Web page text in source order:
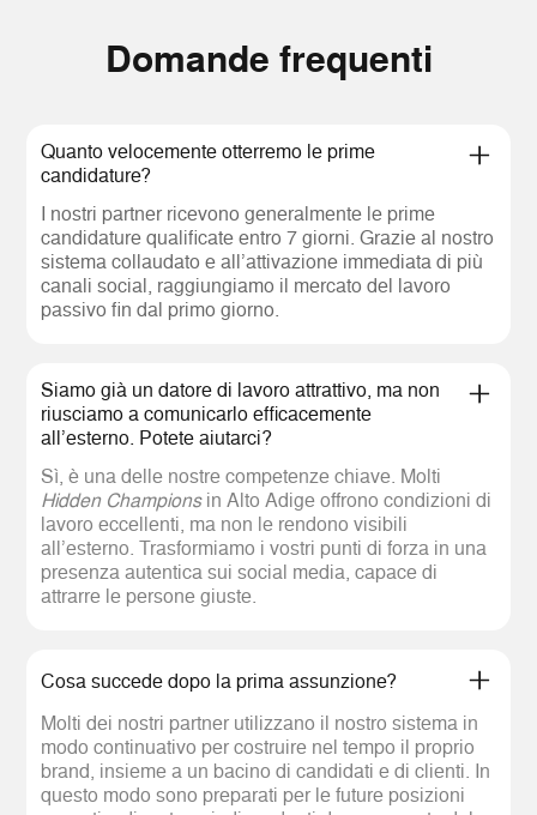
Domande frequenti
Quanto velocemente otterremo le prime
candidature?
I nostri partner ricevono generalmente le prime
candidature qualificate entro 7 giorni. Grazie al nostro
sistema collaudato e all’attivazione immediata di più
canali social, raggiungiamo il mercato del lavoro
passivo fin dal primo giorno.
Siamo già un datore di lavoro attrattivo, ma non
riusciamo a comunicarlo efficacemente
all’esterno. Potete aiutarci?
Sì, è una delle nostre competenze chiave. Molti
Hidden Championsin Alto Adige offrono condizioni di
lavoro eccellenti, ma non le rendono visibili
all’esterno. Trasformiamo i vostri punti di forza in una
presenza autentica sui social media, capace di
attrarre le persone giuste.
Cosa succede dopo la prima assunzione?
Molti dei nostri partner utilizzano il nostro sistema in
modo continuativo per costruire nel tempo il proprio
brand, insieme a un bacino di candidati e di clienti. In
questo modo sono preparati per le future posizioni